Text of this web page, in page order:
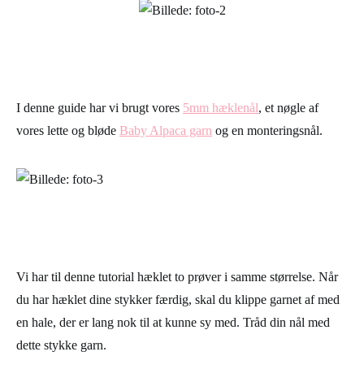
I denne guide har vi brugt vores 5mm hæklenål, et nøgle af
vores lette og bløde Baby Alpaca garn og en monteringsnål.
Vi har til denne tutorial hæklet to prøver i samme størrelse. Når
du har hæklet dine stykker færdig, skal du klippe garnet af med
en hale, der er lang nok til at kunne sy med. Tråd din nål med
dette stykke garn.